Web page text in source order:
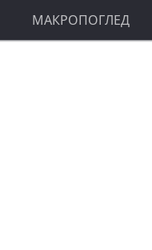
МАКРОПОГЛЕД